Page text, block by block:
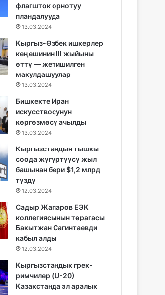
флагшток орнотуу
пландалууда
13.03.2024
Кыргыз-Өзбек ишкерлер
кеңешинин III жыйыны
өттү — жетишилген
макулдашуулар
13.03.2024
Бишкекте Иран
искусствосунун
көргөзмөсү ачылды
13.03.2024
Кыргызстандын тышкы
соода жүгүртүүсү жыл
башынан бери $1,2 млрд
түздү
12.03.2024
Садыр Жапаров ЕЭК
коллегиясынын төрагасы
Бакытжан Сагинтаевди
кабыл алды
12.03.2024
Кыргызстандык грек-
римчилер (U-20)
Казакстанда эл аралык